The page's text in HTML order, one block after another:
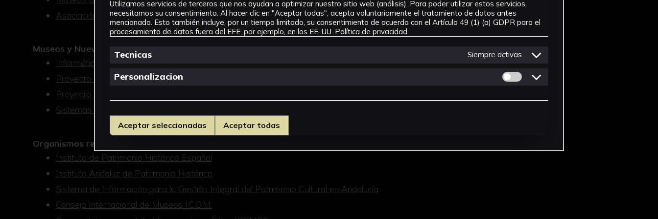
Asociación Española de Museólogos
Museos y Nuevas Tecnologías
Informática para archivos y museos
Proyecto Babel. España
Proyecto Scan. Escocia
Sistemas de Futuro. Portugal
Organismos relacionados con el Patrimonio Histórico y su conservación
Instituto de Patrimonio Histórico Español
Instituto Andaluz de Patrimonio Histórico
Sistema de Información para la Gestión Integral del Patrimonio Cultural en Andalucía
Consejo Internacional de Museos I.C.O.M.
Utilizamos servicios de terceros que nos ayudan a optimizar nuestro sitio web (análisis). Para poder utilizar estos servicios,
necesitamos su consentimiento. Al hacer clic en "Aceptar todas", acepta voluntariamente el tratamiento de datos antes
mencionado. Esto también incluye, por un tiempo limitado, su consentimiento de acuerdo con el Artículo 49 (1) (a) GDPR para el
procesamiento de datos fuera del EEE, por ejemplo, en los EE. UU. Política de privacidad
Tecnicas Siempre activas
Personalizacion Permitir cookies de Personalizacion
Aceptar seleccionadas Aceptar todas